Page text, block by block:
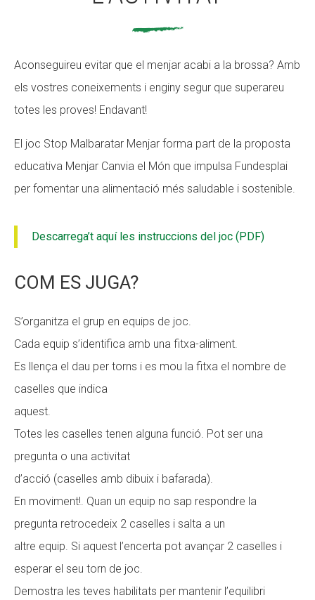
Aconseguireu evitar que el menjar acabi a la brossa? Amb
els vostres coneixements i enginy segur que superareu
totes les proves! Endavant!
El joc Stop Malbaratar Menjar forma part de la proposta
educativa Menjar Canvia el Món que impulsa Fundesplai
per fomentar una alimentació més saludable i sostenible.
Descarrega’t aquí les instruccions del joc (PDF)
COM ES JUGA?
S’organitza el grup en equips de joc.
Cada equip s’identifica amb una fitxa-aliment.
Es llença el dau per torns i es mou la fitxa el nombre de
caselles que indica
aquest.
Totes les caselles tenen alguna funció. Pot ser una
pregunta o una activitat
d’acció (caselles amb dibuix i bafarada).
En moviment!. Quan un equip no sap respondre la
pregunta retrocedeix 2 caselles i salta a un
altre equip. Si aquest l’encerta pot avançar 2 caselles i
esperar el seu torn de joc.
Demostra les teves habilitats per mantenir l’equilibri